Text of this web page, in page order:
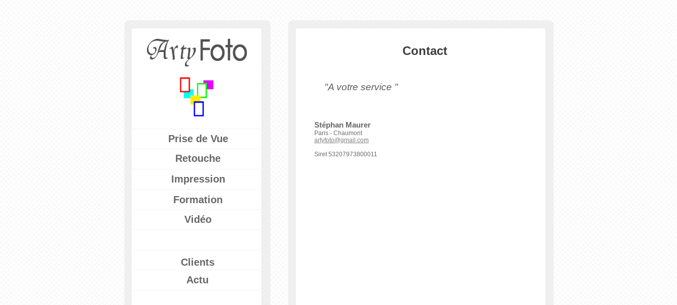
Contact
"A votre service "
Stéphan Maurer
Paris - Chaumont
artyfoto@gmail.com
Siret 53207973800011
Vidéo
Actu
Clients
Formation
Impression
Retouche
Prise de Vue